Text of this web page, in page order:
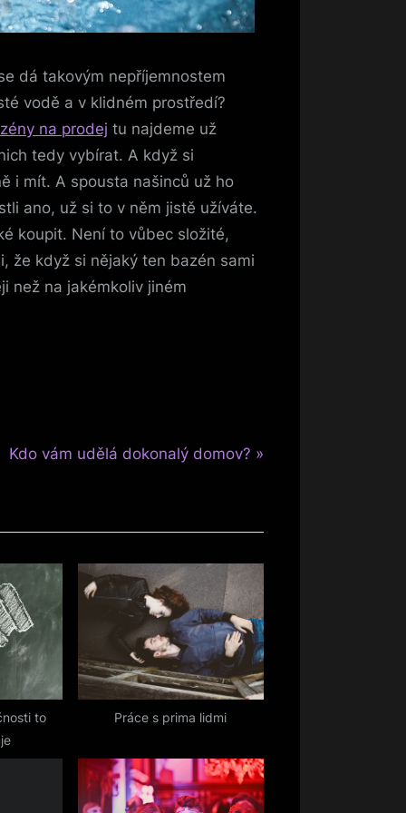
dá takovým nepříjemnostem
vodě a v klidném prostředí?
na prodej tu najdeme už
tedy vybírat. A když si
i mít. A spousta našinců už ho
ano, už si to v něm jistě užíváte.
koupit. Není to vůbec složité,
že když si nějaký ten bazén sami
než na jakémkoliv jiném
N
t
o
s
t
Kdo vám udělá dokonalý domov?
to
Práce s prima lidmi